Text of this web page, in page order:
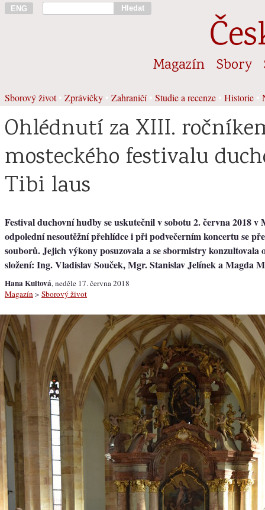
ENG Hledat
Magazín Sbory
Sborový život• Zprávičky Zahraničí• Studie a recenze Historie
Ohlédnutí za XIII.
mosteckého festivalu
Tibi laus
Festival duchovní hudby se uskutečnil v sobotu 2. června 2018 v
odpolední nesoutěžní přehlídce i při podvečerním koncertu se
souborů. Jejich výkony posuzovala a se sbormistry konzultovala
složení: Ing. Vladislav Souček, Mgr. Stanislav Jelínek a Magda
Hana Kultová, neděle 17. června 2018
Magazín > Sborový život